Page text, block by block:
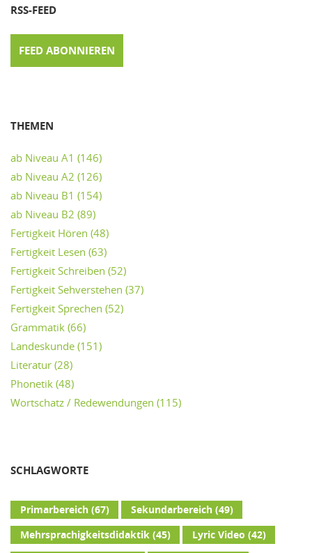
RSS-FEED
FEED ABONNIEREN
THEMEN
ab Niveau A1 (146)
ab Niveau A2 (126)
ab Niveau B1 (154)
ab Niveau B2 (89)
Fertigkeit Hören (48)
Fertigkeit Lesen (63)
Fertigkeit Schreiben (52)
Fertigkeit Sehverstehen (37)
Fertigkeit Sprechen (52)
Grammatik (66)
Landeskunde (151)
Literatur (28)
Phonetik (48)
Wortschatz / Redewendungen (115)
SCHLAGWORTE
Primarbereich(67) Sekundarbereich(49)
Mehrsprachigkeitsdidaktik(45) Lyric Video (42)